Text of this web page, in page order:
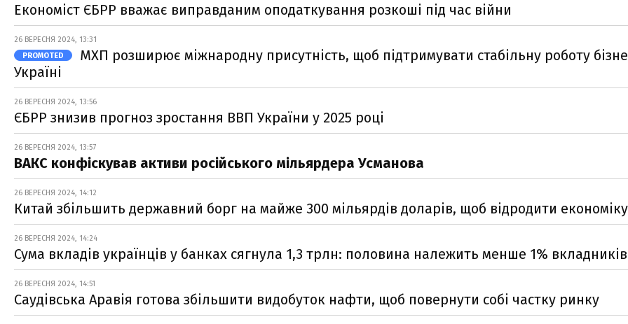
Економіст ЄБРР вважає виправданим оподаткування розкоші під час війни
26 ВЕРЕСНЯ 2024, 13:31
PROMOTED
МХП розширює міжнародну присутність, щоб підтримувати стабільну роботу
Україні
26 ВЕРЕСНЯ 2024, 13:56
ЄБРР знизив прогноз зростання ВВП України у 2025 році
26 ВЕРЕСНЯ 2024, 13:57
ВАКС конфіскував активи російського мільярдера Усманова
26 ВЕРЕСНЯ 2024, 14:12
Китай збільшить державний борг на майже 300 мільярдів доларів, щоб відродити економіку
26 ВЕРЕСНЯ 2024, 14:24
Сума вкладів українців у банках сягнула 1,3 трлн: половина належить менше 1% вкладників
26 ВЕРЕСНЯ 2024, 14:51
Саудівська Аравія готова збільшити видобуток нафти, щоб повернути собі частку ринку